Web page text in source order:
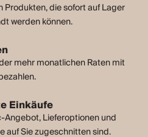
Produkten, die sofort auf Lager
werden können.
mehr monatlichen Raten mit
Einkäufe
Angebot, Lieferoptionen und
auf Sie zugeschnitten sind.